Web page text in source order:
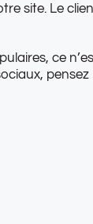
site. Le
ce
pensez